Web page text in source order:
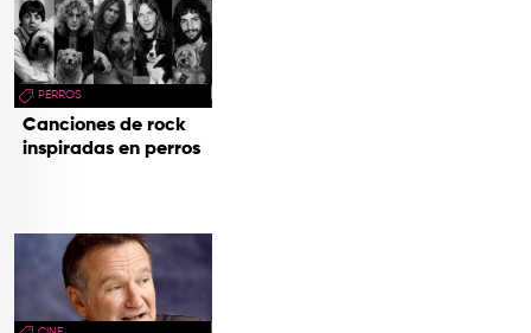
PERROS
Canciones de rock
inspiradas en perros